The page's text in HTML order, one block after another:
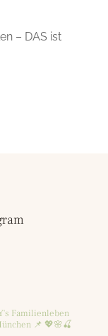
– DAS ist
Familienleben
📌 💖🌸🍒